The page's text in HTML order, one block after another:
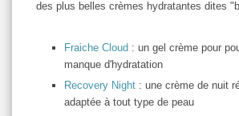
des plus belles crèmes hydratantes dites
Fraiche Cloud : un gel crème pour
manque d'hydratation
Recovery Night : une crème de nuit
adaptée à tout type de peau